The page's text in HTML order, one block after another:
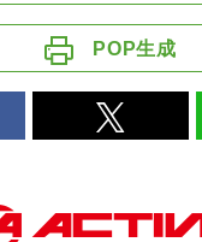
POP生成